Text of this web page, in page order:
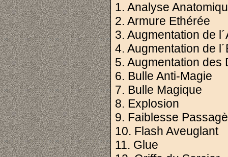
1. Analyse
2. Armure Ethérée
3. Augmentation de
4. Augmentation de
5. Augmentation des
6. Bulle Anti-Magie
7. Bulle Magique
8. Explosion
9. Faiblesse
10. Flash Aveuglant
11. Glue